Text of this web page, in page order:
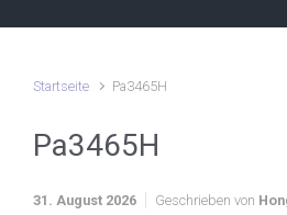
Startseite Pa3465H
Pa3465H
31. August 2026 Geschrieben von